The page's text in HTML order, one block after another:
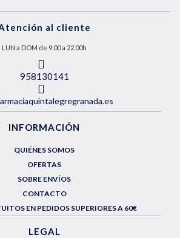
al cliente
LUN a DOM de 9.00 a 22.00h
958130141
INFORMACIÓN
QUIÉNES SOMOS
OFERTAS
SOBRE ENVÍOS
CONTACTO
EN PEDIDOS SUPERIORES A 60€
LEGAL